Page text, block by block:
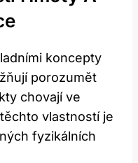
koncepty
porozumět
chovají ve
vlastností je
fyzikálních